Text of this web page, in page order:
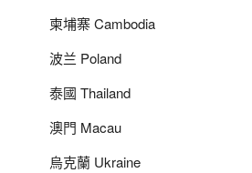
柬埔寨 Cambodia
波兰 Poland
泰國 Thailand
澳門 Macau
烏克蘭 Ukraine